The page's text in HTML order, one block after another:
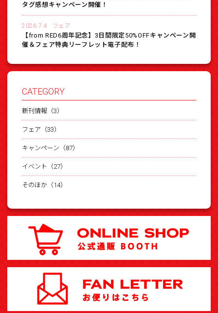
タグ感想キャンペーン開催！
2026.7.4 フェア
【from RED6周年記念】3日間限定50%OFFキャンペーン開
催＆フェア特典リーフレット電子配布！
CATEGORY
新刊情報（3）
フェア（33）
キャンペーン（87）
イベント（27）
そのほか（14）